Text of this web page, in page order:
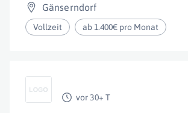
Gänserndorf
Vollzeit ab 1.400€ pro Monat
vor 30+ T